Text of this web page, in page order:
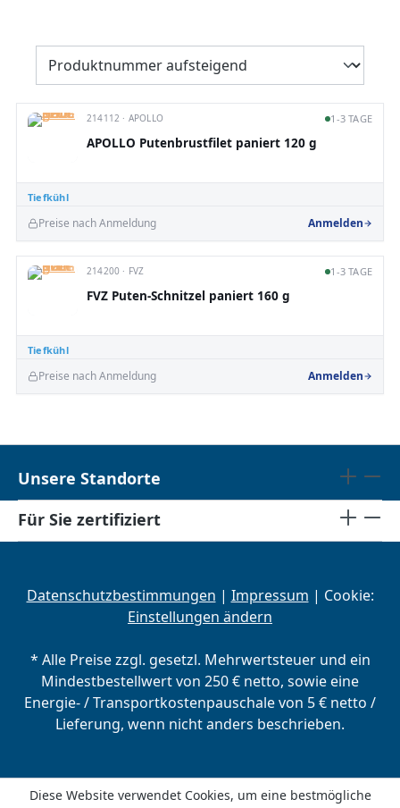
Tiefkühl
214112 · APOLLO 1-3 TAGE
APOLLO Putenbrustfilet paniert 120 g
Preise nach Anmeldung Anmelden
Tiefkühl
214200 · FVZ 1-3 TAGE
FVZ Puten-Schnitzel paniert 160 g
Preise nach Anmeldung Anmelden
Unsere Standorte
Für Sie zertifiziert
Datenschutzbestimmungen | Impressum | Cookie:
Einstellungen ändern
* Alle Preise zzgl. gesetzl. Mehrwertsteuer und ein
Mindestbestellwert von 250 € netto, sowie eine
Energie- / Transportkostenpauschale von 5 € netto /
Lieferung, wenn nicht anders beschrieben.
Diese Website verwendet Cookies, um eine bestmögliche